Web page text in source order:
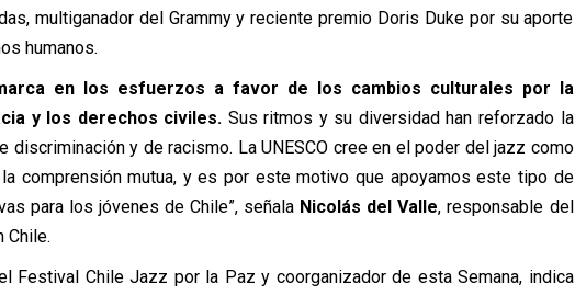
multiganador del Grammy y reciente premio Doris Duke por su aporte
humanos.
en los esfuerzos a favor de los cambios culturales por la
y los derechos civiles. Sus ritmos y su diversidad han reforzado la
discriminación y de racismo. La UNESCO cree en el poder del jazz como
comprensión mutua, y es por este motivo que apoyamos este tipo de
para los jóvenes de Chile”, señala Nicolás del Valle, responsable del
Chile.
Festival Chile Jazz por la Paz y coorganizador de esta Semana, indica